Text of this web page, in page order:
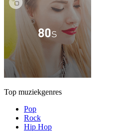
Top muziekgenres
Pop
Rock
Hip Hop